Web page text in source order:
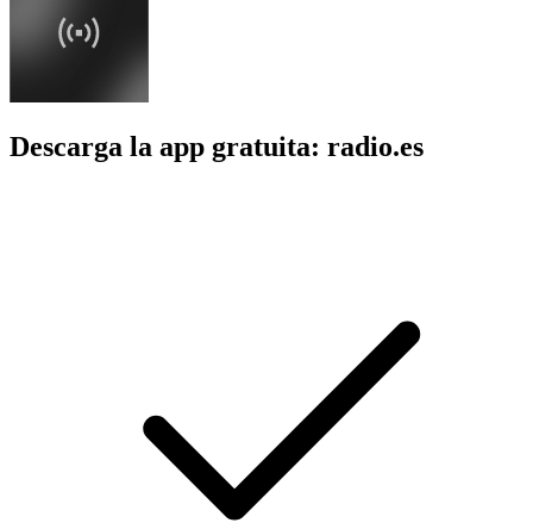
Descarga la app gratuita: radio.es